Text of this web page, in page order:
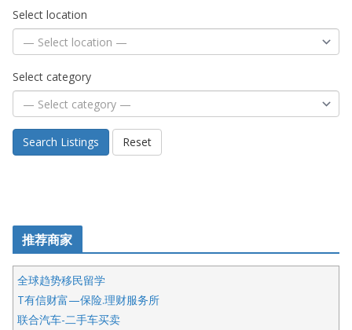
Select location
Select category
Search Listings Reset
推荐商家
全球趋势移民留学
T有信财富—保险.理财服务所
联合汽车-二手车买卖